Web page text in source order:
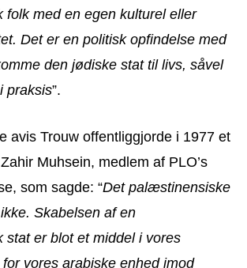
med en egen kulturel eller
Det er en politisk opfindelse med
den jødiske stat til livs, såvel
praksis”.
avis Trouw offentliggjorde i 1977 et
Muhsein, medlem af PLO’s
som sagde: “Det palæstinensiske
Skabelsen af en
er blot et middel i vores
vores arabiske enhed imod